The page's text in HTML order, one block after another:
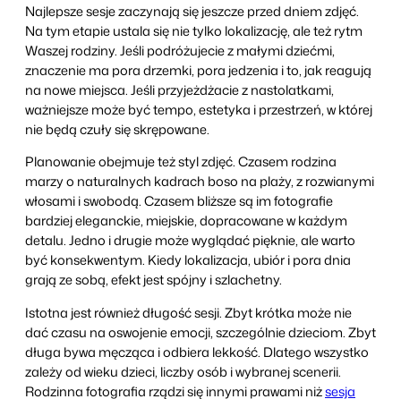
Najlepsze sesje zaczynają się jeszcze przed dniem zdjęć.
Na tym etapie ustala się nie tylko lokalizację, ale też rytm
Waszej rodziny. Jeśli podróżujecie z małymi dziećmi,
znaczenie ma pora drzemki, pora jedzenia i to, jak reagują
na nowe miejsca. Jeśli przyjeżdżacie z nastolatkami,
ważniejsze może być tempo, estetyka i przestrzeń, w której
nie będą czuły się skrępowane.
Planowanie obejmuje też styl zdjęć. Czasem rodzina
marzy o naturalnych kadrach boso na plaży, z rozwianymi
włosami i swobodą. Czasem bliższe są im fotografie
bardziej eleganckie, miejskie, dopracowane w każdym
detalu. Jedno i drugie może wyglądać pięknie, ale warto
być konsekwentym. Kiedy lokalizacja, ubiór i pora dnia
grają ze sobą, efekt jest spójny i szlachetny.
Istotna jest również długość sesji. Zbyt krótka może nie
dać czasu na oswojenie emocji, szczególnie dzieciom. Zbyt
długa bywa męcząca i odbiera lekkość. Dlatego wszystko
zależy od wieku dzieci, liczby osób i wybranej scenerii.
Rodzinna fotografia rządzi się innymi prawami niżsesja